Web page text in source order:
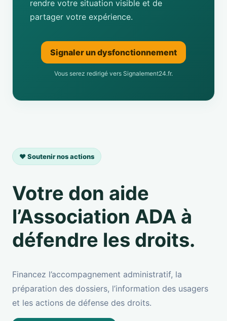
rendre votre situation visible et de
partager votre expérience.
Signaler un dysfonctionnement
Vous serez redirigé vers Signalement24.fr.
❤️ Soutenir nos actions
Votre don aide
l’Association ADA à
défendre les droits.
Financez l’accompagnement administratif, la
préparation des dossiers, l’information des usagers
et les actions de défense des droits.